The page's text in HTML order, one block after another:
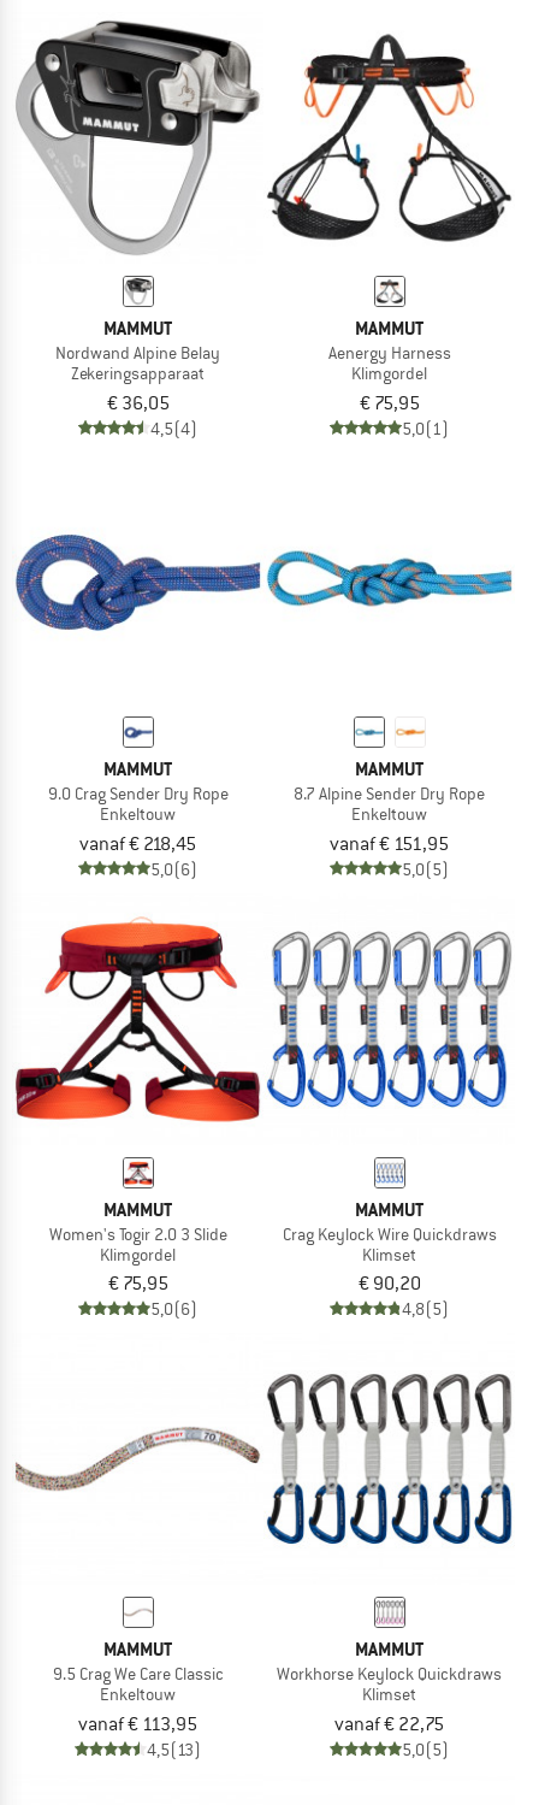
MAMMUT
Nordwand Alpine Belay
Zekeringsapparaat
€ 36,05
4,5(4)
MAMMUT
Aenergy Harness
Klimgordel
€ 75,95
5,0(1)
MAMMUT
9.0 Crag Sender Dry Rope
Enkeltouw
vanaf € 218,45
5,0(6)
MAMMUT
8.7 Alpine Sender Dry Rope
Enkeltouw
vanaf € 151,95
5,0(5)
MAMMUT
Women's Togir 2.0 3 Slide
Klimgordel
€ 75,95
5,0(6)
MAMMUT
Crag Keylock Wire Quickdraws
Klimset
€ 90,20
4,8(5)
MAMMUT
9.5 Crag We Care Classic
Enkeltouw
vanaf € 113,95
4,5(13)
MAMMUT
Workhorse Keylock Quickdraws
Klimset
vanaf € 22,75
5,0(5)